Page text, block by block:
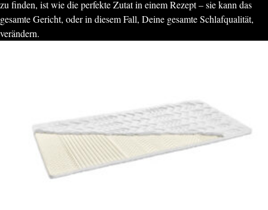
zu finden, ist wie die perfekte Zutat in einem Rezept – sie kann das
gesamte Gericht, oder in diesem Fall, Deine gesamte Schlafqualität,
verändern.